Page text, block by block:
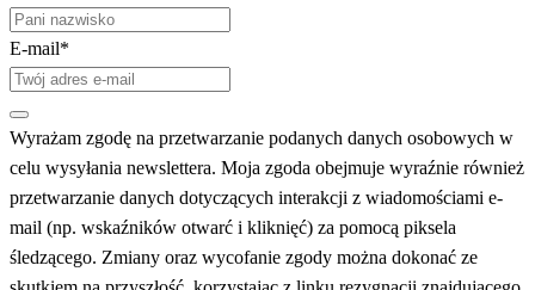
E-mail*
Wyrażam zgodę na przetwarzanie podanych danych osobowych w
celu wysyłania newslettera. Moja zgoda obejmuje wyraźnie również
przetwarzanie danych dotyczących interakcji z wiadomościami e-
mail (np. wskaźników otwarć i kliknięć) za pomocą piksela
śledzącego. Zmiany oraz wycofanie zgody można dokonać ze